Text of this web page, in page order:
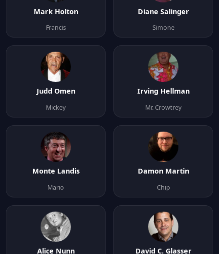
Mark Holton
Francis
Diane Salinger
Simone
Judd Omen
Mickey
Irving Hellman
Mr. Crowtrey
Monte Landis
Mario
Damon Martin
Chip
Alice Nunn David C. Glasser